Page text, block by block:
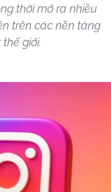
thời mở ra nhiều
trên các nền tảng
giới.